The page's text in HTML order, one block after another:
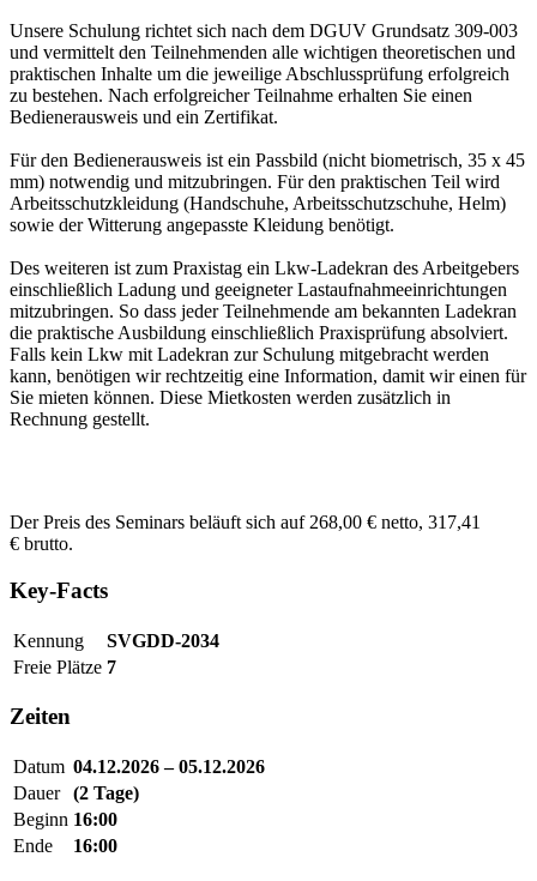
Unsere Schulung richtet sich nach dem DGUV Grundsatz 309-003
und vermittelt den Teilnehmenden alle wichtigen theoretischen und
praktischen Inhalte um die jeweilige Abschlussprüfung erfolgreich
zu bestehen. Nach erfolgreicher Teilnahme erhalten Sie einen
Bedienerausweis und ein Zertifikat.
Für den Bedienerausweis ist ein Passbild (nicht biometrisch, 35 x 45
mm) notwendig und mitzubringen. Für den praktischen Teil wird
Arbeitsschutzkleidung (Handschuhe, Arbeitsschutzschuhe, Helm)
sowie der Witterung angepasste Kleidung benötigt.
Des weiteren ist zum Praxistag ein Lkw-Ladekran des Arbeitgebers
einschließlich Ladung und geeigneter Lastaufnahmeeinrichtungen
mitzubringen. So dass jeder Teilnehmende am bekannten Ladekran
die praktische Ausbildung einschließlich Praxisprüfung absolviert.
Falls kein Lkw mit Ladekran zur Schulung mitgebracht werden
kann, benötigen wir rechtzeitig eine Information, damit wir einen für
Sie mieten können. Diese Mietkosten werden zusätzlich in
Rechnung gestellt.
Der Preis des Seminars beläuft sich auf 268,00 € netto, 317,41
€ brutto.
Key-Facts
Kennung
SVGDD-2034
Freie Plätze 7
Zeiten
Datum 04.12.2026 – 05.12.2026
Dauer
(2 Tage)
Beginn 16:00
Ende
16:00